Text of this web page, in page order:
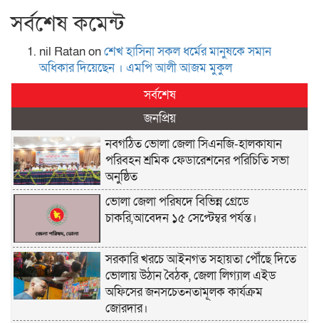
সর্বশেষ কমেন্ট
nil Ratanonশেখ হা‌সিনা সকল ধ‌র্মের মানু‌ষকে সমান
অ‌ধিকার দি‌য়ে‌ছেন । এম‌পি আলী আজম মুকুল
সর্বশেষ
জনপ্রিয়
নবগঠিত ভোলা জেলা সিএনজি-হালকাযান
পরিবহন শ্রমিক ফেডারেশনের পরিচিতি সভা
অনুষ্ঠিত
ভোলা জেলা পরিষদে বিভিন্ন গ্রেডে
চাকরি,আবেদন ১৫ সেপ্টেম্বর পর্যন্ত।
সরকারি খরচে আইনগত সহায়তা পৌঁছে দিতে
ভোলায় উঠান বৈঠক, জেলা লিগ্যাল এইড
অফিসের জনসচেতনতামূলক কার্যক্রম
জোরদার।